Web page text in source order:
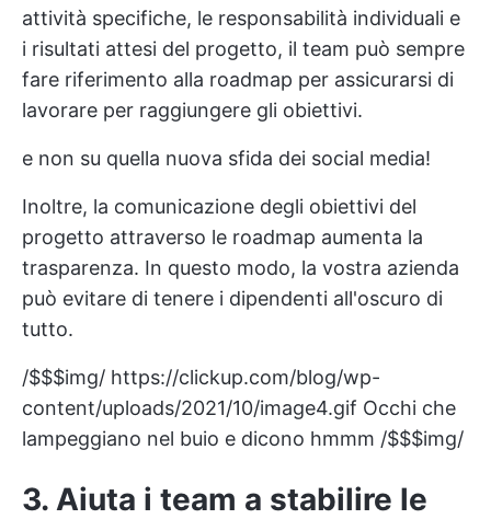
attività specifiche, le responsabilità individuali e
i risultati attesi del progetto, il team può sempre
fare riferimento alla roadmap per assicurarsi di
lavorare per raggiungere gli obiettivi.
e non su quella nuova sfida dei social media!
Inoltre, la comunicazione degli obiettivi del
progetto attraverso le roadmap aumenta la
trasparenza. In questo modo, la vostra azienda
può evitare di tenere i dipendenti all'oscuro di
tutto.
/$$$img/ https://clickup.com/blog/wp-
content/uploads/2021/10/image4.gif Occhi che
lampeggiano nel buio e dicono hmmm /$$$img/
3. Aiuta i team a stabilire le